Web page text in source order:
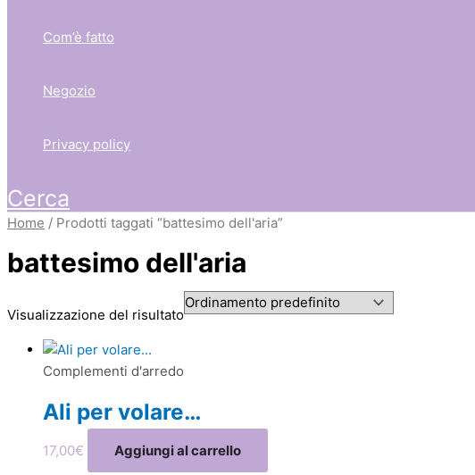
Com’è fatto
Negozio
Privacy policy
Cerca
Home / Prodotti taggati “battesimo dell'aria”
battesimo dell'aria
Visualizzazione del risultato
Complementi d'arredo
Ali per volare…
17,00€ Aggiungi al carrello